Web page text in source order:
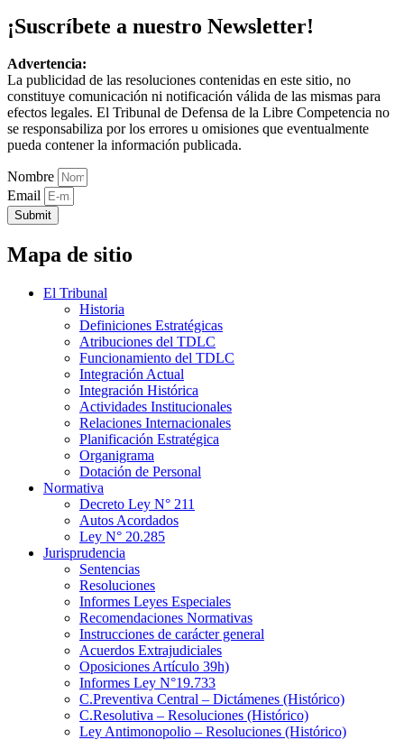
¡Suscríbete a nuestro Newsletter!
Advertencia:
La publicidad de las resoluciones contenidas en este sitio, no
constituye comunicación ni notificación válida de las mismas para
efectos legales. El Tribunal de Defensa de la Libre Competencia no
se responsabiliza por los errores u omisiones que eventualmente
pueda contener la información publicada.
Nombre
Email
Submit
Mapa de sitio
El Tribunal
Historia
Definiciones Estratégicas
Atribuciones del TDLC
Funcionamiento del TDLC
Integración Actual
Integración Histórica
Actividades Institucionales
Relaciones Internacionales
Planificación Estratégica
Organigrama
Dotación de Personal
Normativa
Decreto Ley N° 211
Autos Acordados
Ley N° 20.285
Jurisprudencia
Sentencias
Resoluciones
Informes Leyes Especiales
Recomendaciones Normativas
Instrucciones de carácter general
Acuerdos Extrajudiciales
Oposiciones Artículo 39h)
Informes Ley N°19.733
C.Preventiva Central – Dictámenes (Histórico)
C.Resolutiva – Resoluciones (Histórico)
Ley Antimonopolio – Resoluciones (Histórico)